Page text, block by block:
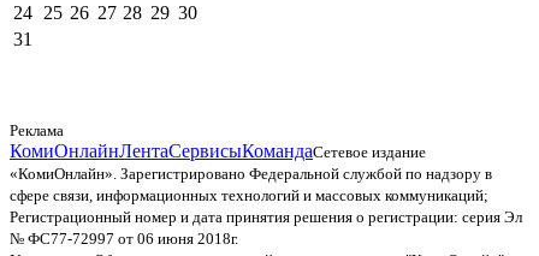
24 25 26 27 28 29 30
31
Реклама
КомиОнлайнЛентаСервисыКомандаСетевое издание
«КомиОнлайн». Зарегистрировано Федеральной службой по надзору в
сфере связи, информационных технологий и массовых коммуникаций;
Регистрационный номер и дата принятия решения о регистрации: серия Эл
№ ФС77-72997 от 06 июня 2018г.